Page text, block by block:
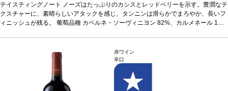
シュが残る。葡萄品種カベルネ・ソーヴィニヨン 82%、
カルメネール 12%、メルロー 3%、カベルネ・フラン 3%
*本ヴィンテージが在庫切れの場合、在庫があり価格が同
テイスティングノート ノーズはたっぷりのカシスとレッドベリーを示す。豊潤なテ
クスチャーに、素晴らしいアタックを感じ、タンニンは滑らかでまろやか、長いフ
ィニッシュが残る。 葡萄品種 カベルネ・ソーヴィニヨン 82%、カルメネール 1
赤ワイン
辛口